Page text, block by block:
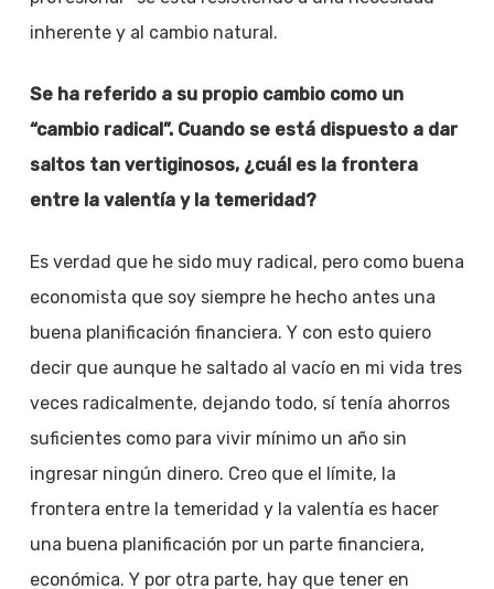
inherente y al cambio natural.
Se ha referido a su propio cambio como un
“cambio radical”. Cuando se está dispuesto a dar
saltos tan vertiginosos, ¿cuál es la frontera
entre la valentía y la temeridad?
Es verdad que he sido muy radical, pero como buena
economista que soy siempre he hecho antes una
buena planificación financiera. Y con esto quiero
decir que aunque he saltado al vacío en mi vida tres
veces radicalmente, dejando todo, sí tenía ahorros
suficientes como para vivir mínimo un año sin
ingresar ningún dinero. Creo que el límite, la
frontera entre la temeridad y la valentía es hacer
una buena planificación por un parte financiera,
económica. Y por otra parte, hay que tener en